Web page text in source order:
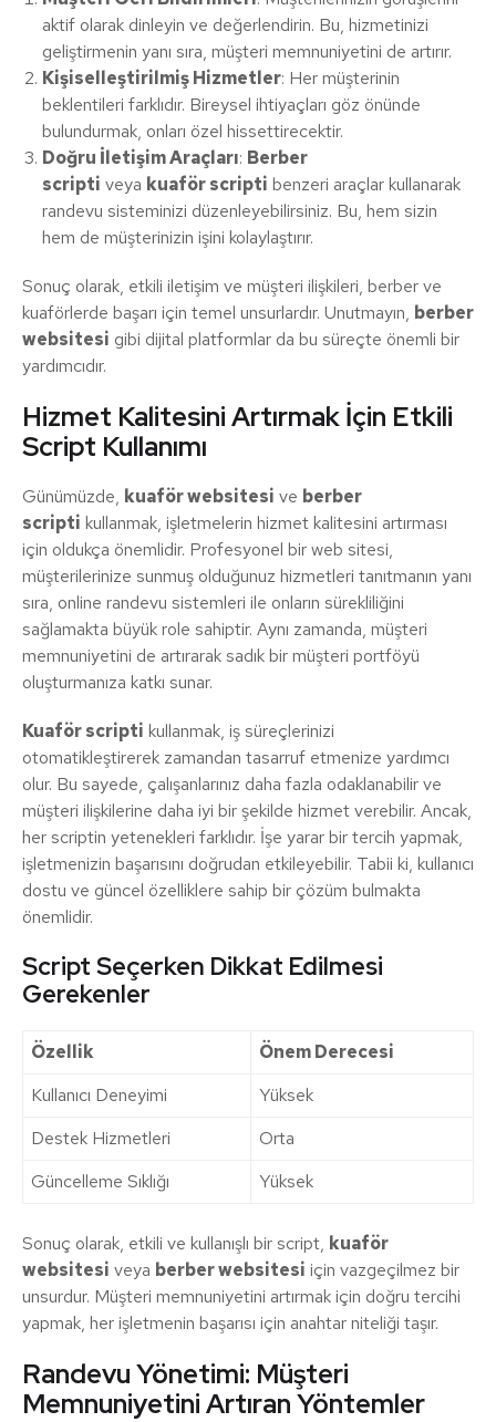
aktif olarak dinleyin ve değerlendirin. Bu, hizmetinizi
geliştirmenin yanı sıra, müşteri memnuniyetini de artırır.
Kişiselleştirilmiş Hizmetler: Her müşterinin
beklentileri farklıdır. Bireysel ihtiyaçları göz önünde
bulundurmak, onları özel hissettirecektir.
Doğru İletişim Araçları: Berber
scripti veya kuaför scripti benzeri araçlar kullanarak
randevu sisteminizi düzenleyebilirsiniz. Bu, hem sizin
hem de müşterinizin işini kolaylaştırır.
Sonuç olarak, etkili iletişim ve müşteri ilişkileri, berber ve
kuaförlerde başarı için temel unsurlardır. Unutmayın, berber
websitesi gibi dijital platformlar da bu süreçte önemli bir
yardımcıdır.
Hizmet Kalitesini Artırmak İçin Etkili
Script Kullanımı
Günümüzde, kuaför websitesi ve berber
scripti kullanmak, işletmelerin hizmet kalitesini artırması
için oldukça önemlidir. Profesyonel bir web sitesi,
müşterilerinize sunmuş olduğunuz hizmetleri tanıtmanın yanı
sıra, online randevu sistemleri ile onların sürekliliğini
sağlamakta büyük role sahiptir. Aynı zamanda, müşteri
memnuniyetini de artırarak sadık bir müşteri portföyü
oluşturmanıza katkı sunar.
Kuaför scripti kullanmak, iş süreçlerinizi
otomatikleştirerek zamandan tasarruf etmenize yardımcı
olur. Bu sayede, çalışanlarınız daha fazla odaklanabilir ve
müşteri ilişkilerine daha iyi bir şekilde hizmet verebilir. Ancak,
her scriptin yetenekleri farklıdır. İşe yarar bir tercih yapmak,
işletmenizin başarısını doğrudan etkileyebilir. Tabii ki, kullanıcı
dostu ve güncel özelliklere sahip bir çözüm bulmakta
önemlidir.
Script Seçerken Dikkat Edilmesi
Gerekenler
Özellik
Önem Derecesi
Kullanıcı Deneyimi
Yüksek
Destek Hizmetleri
Orta
Güncelleme Sıklığı
Yüksek
Sonuç olarak, etkili ve kullanışlı bir script, kuaför
websitesi veya berber websitesi için vazgeçilmez bir
unsurdur. Müşteri memnuniyetini artırmak için doğru tercihi
yapmak, her işletmenin başarısı için anahtar niteliği taşır.
Randevu Yönetimi: Müşteri
Memnuniyetini Artıran Yöntemler